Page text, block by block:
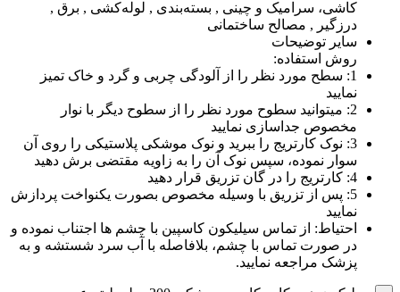
کاشی، سرامیک و چینی , بسته‌بندی , لوله‌کشی , برق ,
درزگیر , مصالح ساختمانی
سایر توضیحات
روش استفاده:
1: سطح مورد نظر را از آلودگی چربی و گرد و خاک تمیز
نمایید
2: میتوانید سطوح مورد نظر را از سطوح دیگر با نوار
مخصوص جداسازی نمایید
3: نوک کارتریج را ببرید و نوک موشکی پلاستیکی را روی آن
سوار نموده، سپس نوک آن را به زاویه مقتضی برش دهید
4: کارتریج را در گان تزریق قرار دهید
5: پس از تزریق با وسیله مخصوص بصورت یکنواخت پردازش
نمایید
احتیاط: از تماس سیلیکون کاسپین با چشم ها اجتناب نموده و
در صورت تماس با چشم، بلافاصله با آب سرد شستشه و به
پزشک مراجعه نمایید.